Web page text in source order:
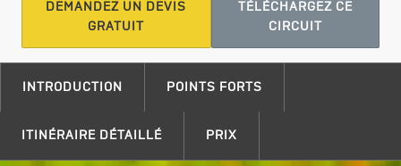
DEMANDEZ UN DEVIS
GRATUIT
TÉLÉCHARGEZ CE
CIRCUIT
INTRODUCTION POINTS FORTS
ITINÉRAIRE DÉTAILLÉ PRIX